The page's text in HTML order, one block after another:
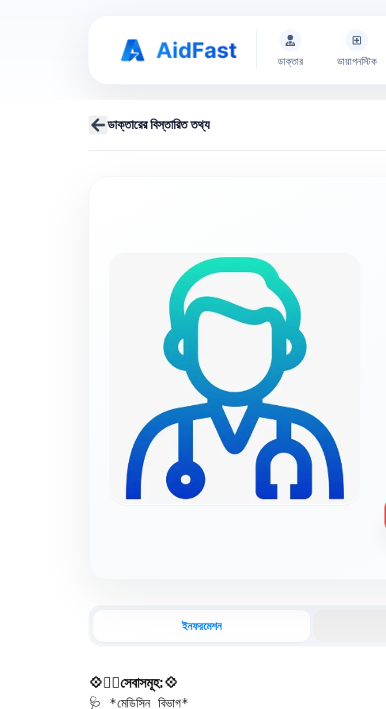
ডাক্তার ডায়াগনস্টিক
ডাক্তারের বিস্তারিত তথ্য
ইনফরমেশন
💠🧑‍⚕️সেবাসমূহ:💠
🩺 *মেডিসিন বিভাগ*